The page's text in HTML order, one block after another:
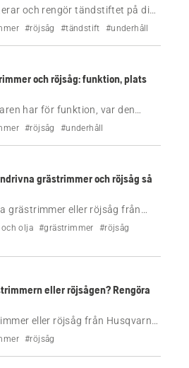
och rengör tändstiftet på din
från Husqvarna för att
#röjsåg #tändstift #underhåll
och röjsåg: funktion, plats
har för funktion, var den
den. Se till att din grästrimmer
#röjsåg #underhåll
grästrimmer och röjsåg så
grästrimmer eller röjsåg från
orsakerna, inklusive
smutsigt luftfilter och
olja #grästrimmer
#röjsåg
eller röjsågen? Rengöra
eller röjsåg från Husqvarna
Lär dig hur du rengör
#röjsåg